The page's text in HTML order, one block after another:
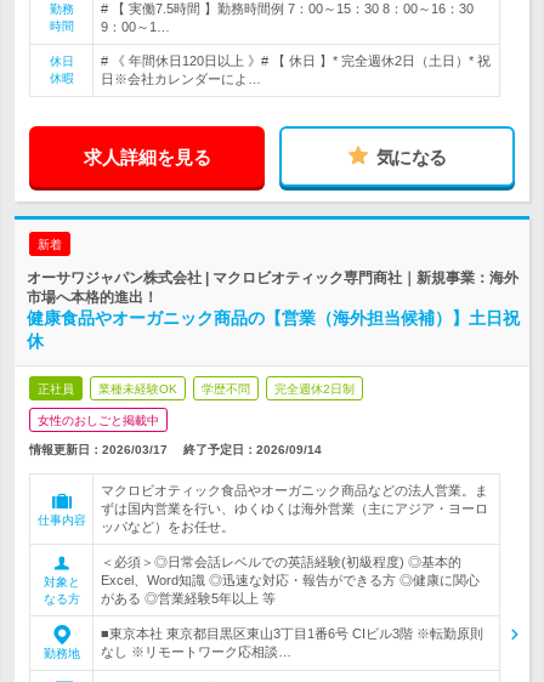
勤務
時間
# 【 実働7.5時間 】勤務時間例 7：00～15：30 8：00～16：30
9：00～1…
休日
休暇
# 《 年間休日120日以上 》# 【 休日 】* 完全週休2日（土日）* 祝
日※会社カレンダーによ…
求人詳細を見る 気になる
新着
オーサワジャパン株式会社 | マクロビオティック専門商社｜新規事業：海外
市場へ本格的進出！
健康食品やオーガニック商品の【営業（海外担当候補）】土日祝
休
正社員 業種未経験OK 学歴不問 完全週休2日制
女性のおしごと掲載中
情報更新日：2026/03/17 終了予定日： 2026/09/14
仕事内容
マクロビオティック食品やオーガニック商品などの法人営業。ま
ずは国内営業を行い、ゆくゆくは海外営業（主にアジア・ヨーロ
ッパなど）をお任せ。
対象と
なる方
＜必須＞◎日常会話レベルでの英語経験(初級程度) ◎基本的
Excel、Word知識 ◎迅速な対応・報告ができる方 ◎健康に関心
がある ◎営業経験5年以上 等
勤務地
■東京本社 東京都目黒区東山3丁目1番6号 CIビル3階 ※転勤原則
なし ※リモートワーク応相談…